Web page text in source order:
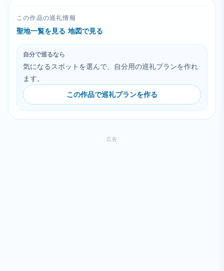
この作品の巡礼情報
聖地一覧を見る/地図で見る
自分で巡るなら
気になるスポットを選んで、自分用の巡礼プランを作れ
ます。
この作品で巡礼プランを作る
広告